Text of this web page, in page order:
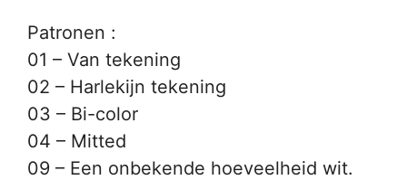
Patronen :
01 – Van tekening
02 – Harlekijn tekening
03 – Bi-color
04 – Mitted
09 – Een onbekende hoeveelheid wit.